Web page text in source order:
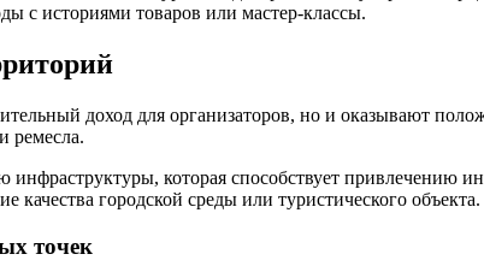
с историями товаров или мастер-классы.
доход для организаторов, но и оказывают
ремесла.
инфраструктуры, которая способствует
качества городской среды или туристического объекта.
точек